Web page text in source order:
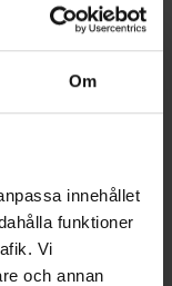
Om
innehållet
funktioner
Vi
och annan